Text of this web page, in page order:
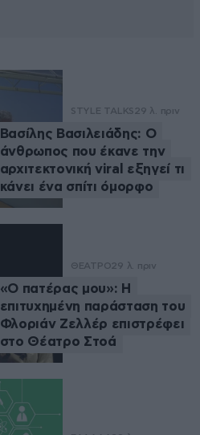
STYLE TALKS29 λ. πριν
Βασίλης Βασιλειάδης: Ο
άνθρωπος που έκανε την
αρχιτεκτονική viral εξηγεί τι
κάνει ένα σπίτι όμορφο
ΘΕΑΤΡΟ29 λ. πριν
«Ο πατέρας μου»: Η
επιτυχημένη παράσταση του
Φλοριάν Ζελλέρ επιστρέφει
στο Θέατρο Στοά